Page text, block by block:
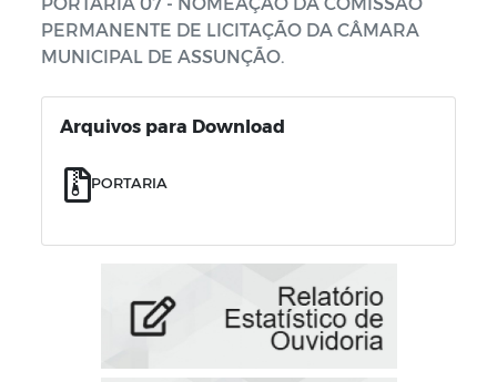
PERMANENTE DE LICITAÇÃO DA CÂMARA
MUNICIPAL DE ASSUNÇÃO.
Arquivos para Download
PORTARIA